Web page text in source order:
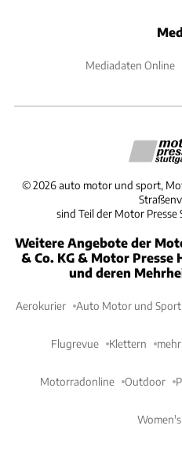
Mediadaten Online
©2026 auto motor und sport,
sind Teil der Motor Presse
Weitere Angebote der
& Co. KG & Motor Presse
und deren
Aerokurier Auto Motor und Sport
Flugrevue Klettern
Motorradonline Outdoor